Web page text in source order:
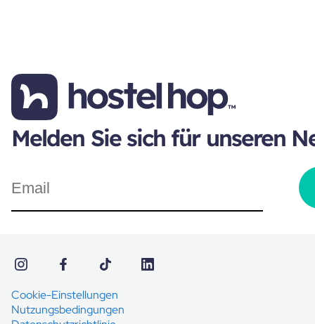
Melden Sie sich für unseren
Cookie-Einstellungen
Nutzungsbedingungen